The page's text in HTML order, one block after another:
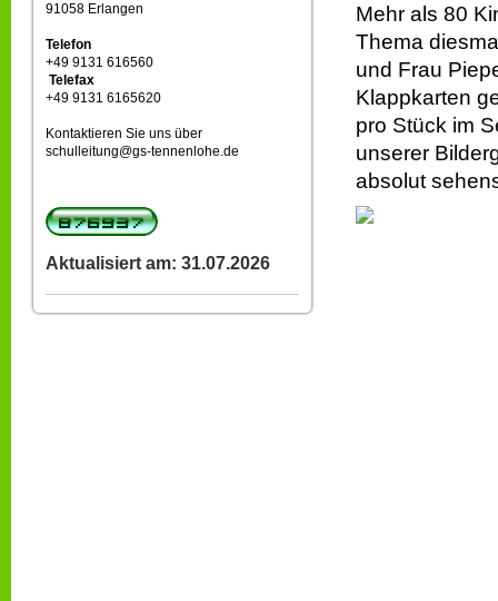
91058 Erlangen
Telefon
+49 9131 616560
Telefax
+49 9131 6165620
Kontaktieren Sie uns über
schulleitung@gs-tennenlohe.de
Aktualisiert am: 31.07.2026
Mehr als 80
Thema
und Frau
Klappkarten
pro Stück im
unserer
absolut